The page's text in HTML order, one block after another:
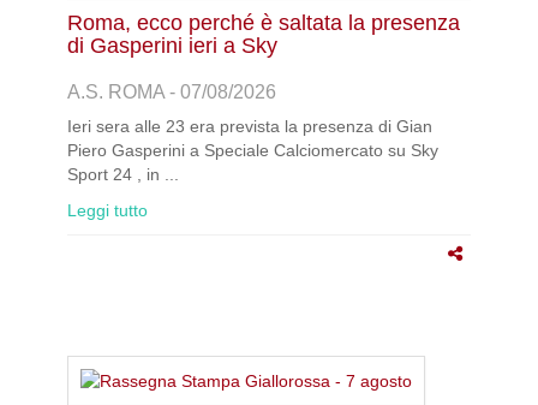
Roma, ecco perché è saltata la presenza
di Gasperini ieri a Sky
A.S. ROMA - 07/08/2026
Ieri sera alle 23 era prevista la presenza di Gian
Piero Gasperini a Speciale Calciomercato su Sky
Sport 24 , in ...
Leggi tutto